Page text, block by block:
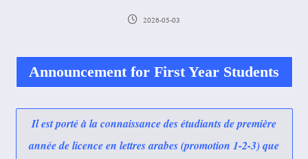
2026-05-03
Announcement for First Year Students
Il est porté à la connaissance des étudiants de première
année de licence en lettres arabes (promotion 1-2-3) que